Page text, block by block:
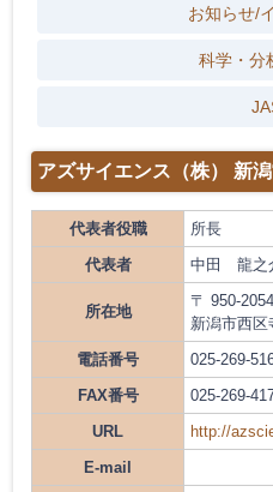
お知らせ/
科学・分
アズサイエンス（株） 新
代表者役職
所長
代表者
中田 龍之
所在地
〒 950-2054
新潟市西区
電話番号
025-269-
FAX番号
025-269-
URL
http://
E-mail